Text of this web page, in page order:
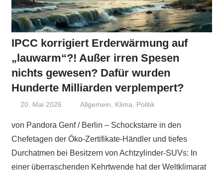
IPCC korrigiert Erderwärmung auf
„lauwarm“?! Außer irren Spesen
nichts gewesen? Dafür wurden
Hunderte Milliarden verplempert?
20. Mai 2026 Niki Vogt
Allgemein Klima Politik
von Pandora Genf / Berlin – Schockstarre in den
Chefetagen der Öko-Zertifikate-Händler und tiefes
Durchatmen bei Besitzern von Achtzylinder-SUVs: In
einer überraschenden Kehrtwende hat der Weltklimarat